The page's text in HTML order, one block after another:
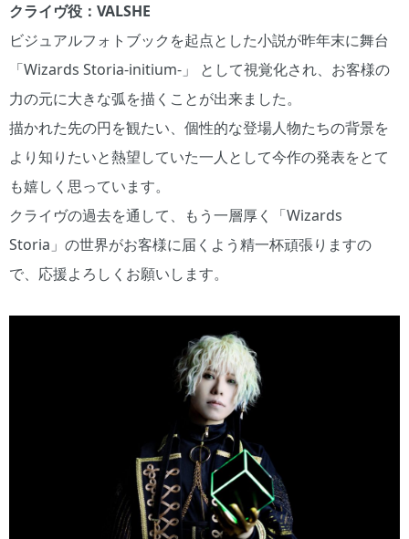
クライヴ役：VALSHE
ビジュアルフォトブックを起点とした小説が昨年末に舞台
「Wizards Storia-initium-」 として視覚化され、お客様の
力の元に大きな弧を描くことが出来ました。
描かれた先の円を観たい、個性的な登場人物たちの背景を
より知りたいと熱望していた一人として今作の発表をとて
も嬉しく思っています。
クライヴの過去を通して、もう一層厚く「Wizards
Storia」の世界がお客様に届くよう精一杯頑張りますの
で、応援よろしくお願いします。